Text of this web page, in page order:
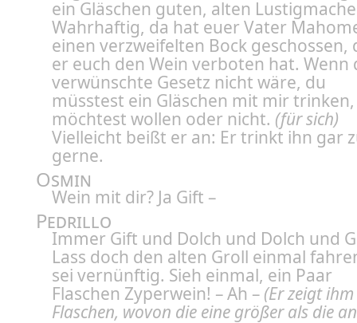
ein Gläschen guten, alten
Wahrhaftig, da hat euer Vater
einen verzweifelten Bock geschossen,
er euch den Wein verboten hat. Wenn
verwünschte Gesetz nicht wäre, du
müsstest ein Gläschen mit mir
möchtest wollen oder nicht. (für sich)
Vielleicht beißt er an: Er trinkt ihn gar
gerne.
Osmin
Wein mit dir? Ja Gift –
Pedrillo
Immer Gift und Dolch und Dolch und
Lass doch den alten Groll einmal
sei vernünftig. Sieh einmal, ein Paar
Flaschen Zyperwein! – Ah – (Er zeigt
Flaschen, wovon die eine größer als die